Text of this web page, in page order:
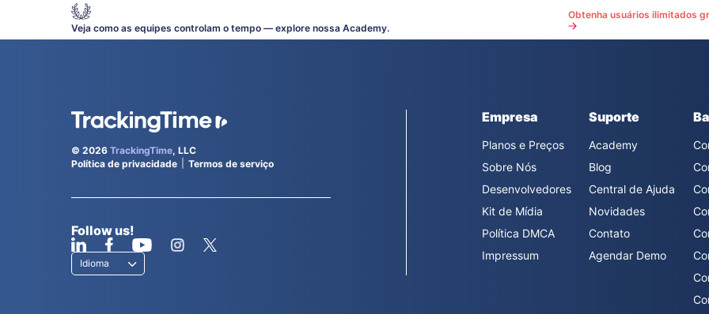
Veja como as equipes controlam o tempo — explore nossa Academy.
Obtenha usuários ilimitados
© 2026 TrackingTime, LLC
Política de privacidade
Termos de serviço
Follow us!
Idioma
Empresa
Planos e Preços
Sobre Nós
Desenvolvedores
Kit de Mídia
Política DMCA
Impressum
Suporte
Academy
Blog
Central de Ajuda
Novidades
Contato
Agendar Demo